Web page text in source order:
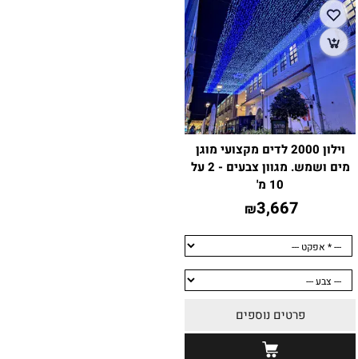
וילון 2000 לדים מקצועי מוגן
מים ושמש. מגוון צבעים - 2 על
10 מ'
₪3,667
פרטים נוספים